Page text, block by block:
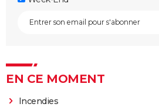
EN CE MOMENT
Incendies